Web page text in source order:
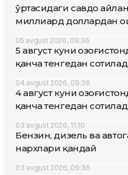
ўртасидаги савдо
миллиард доллардан
05 avgust 2026, 09:36
5 август куни
қанча тенгедан
04 avgust 2026, 09:36
4 август куни
қанча тенгедан
03 avgust 2026, 11:10
Бензин, дизель ва
нархлари қандай
03 avgust 2026, 09:36